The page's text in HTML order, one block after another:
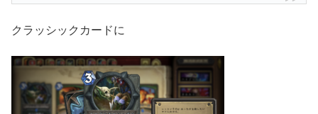
クラッシックカードに